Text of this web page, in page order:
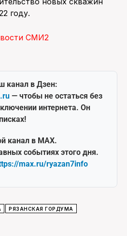
году.
СМИ2
канал в Дзен:
— чтобы не остаться без
интернета. Он
канал в MAX.
событиях этого дня.
max.ru/ryazan7info
РЯЗАНСКАЯ ГОРДУМА